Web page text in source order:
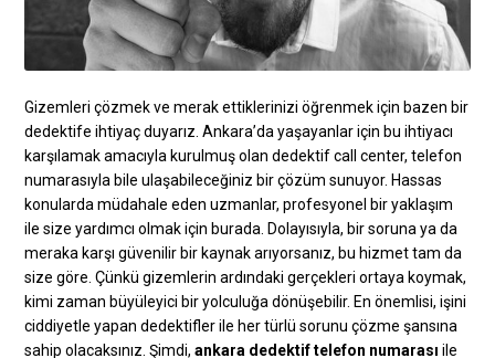
Gizemleri çözmek ve merak ettiklerinizi öğrenmek için bazen bir
dedektife ihtiyaç duyarız. Ankara’da yaşayanlar için bu ihtiyacı
karşılamak amacıyla kurulmuş olan dedektif call center, telefon
numarasıyla bile ulaşabileceğiniz bir çözüm sunuyor. Hassas
konularda müdahale eden uzmanlar, profesyonel bir yaklaşım
ile size yardımcı olmak için burada. Dolayısıyla, bir soruna ya da
meraka karşı güvenilir bir kaynak arıyorsanız, bu hizmet tam da
size göre. Çünkü gizemlerin ardındaki gerçekleri ortaya koymak,
kimi zaman büyüleyici bir yolculuğa dönüşebilir. En önemlisi, işini
ciddiyetle yapan dedektifler ile her türlü sorunu çözme şansına
sahip olacaksınız. Şimdi,ankara dedektif telefon numarası ile